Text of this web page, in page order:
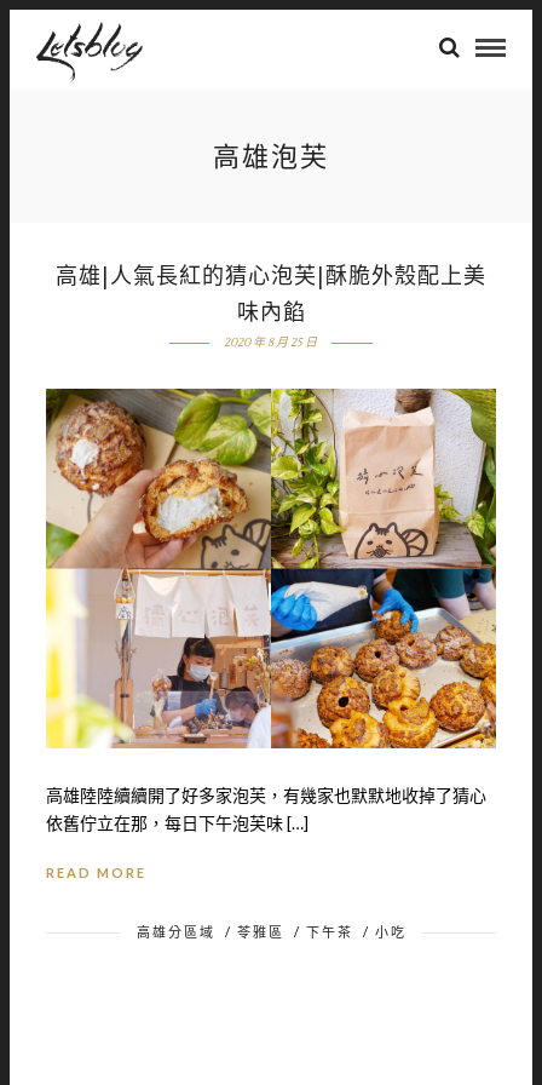
高雄泡芙
高雄|人氣長紅的猜心泡芙|酥脆外殼配上美
味內餡
2020 年 8 月 25 日
高雄陸陸續續開了好多家泡芙，有幾家也默默地收掉了猜心
依舊佇立在那，每日下午泡芙味 […]
READ MORE
高雄分區域 / 苓雅區 / 下午茶 / 小吃